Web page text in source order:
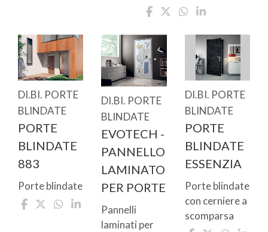
DI.BI. PORTE
BLINDATE
PORTE
BLINDATE
883
Porte blindate
DI.BI. PORTE
BLINDATE
EVOTECH -
PANNELLO
LAMINATO
PER PORTE
Pannelli
laminati per
DI.BI. PORTE
BLINDATE
PORTE
BLINDATE
ESSENZIA
Porte blindate
con cerniere a
scomparsa